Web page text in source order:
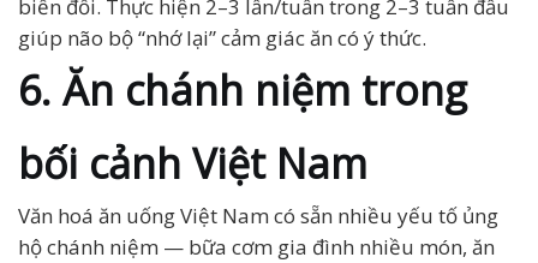
biến đổi. Thực hiện 2–3 lần/tuần trong 2–3 tuần đầu
giúp não bộ “nhớ lại” cảm giác ăn có ý thức.
6. Ăn chánh niệm trong
bối cảnh Việt Nam
Văn hoá ăn uống Việt Nam có sẵn nhiều yếu tố ủng
hộ chánh niệm — bữa cơm gia đình nhiều món, ăn